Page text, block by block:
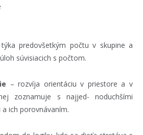
predovšetkým počtu v skupine a
súvisiacich s počtom.
– rozvíja orientáciu v priestore a v
zoznamuje s najjed- noduchšími
ich porovnávaním.